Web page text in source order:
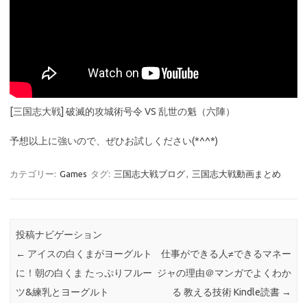
[三国志大戦] 破滅的攻城術号令 VS 乱世の魁（六陣）
予想以上に強いので、ぜひお試しください(*^^*)
カテゴリー: Games タグ: 三国志大戦ブログ, 三国志大戦動画まとめ
投稿ナビゲーション
← アイスの白くまがヨーグルト
に！朝の白くま たっぷりフルー
ツ&練乳とヨーグルト
仕事ができる人≠できるマネー
ジャの理由＠マンガでよくわか
る 教える技術 Kindle読書 →